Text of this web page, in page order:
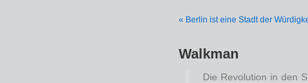
« Berlin ist eine Stadt der
Walkman
Die Revolution in den